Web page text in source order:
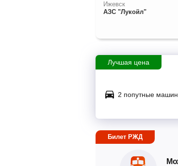
Ижевск
АЗС "Лукойл"
Лучшая цена
2 попутные
Билет РЖД